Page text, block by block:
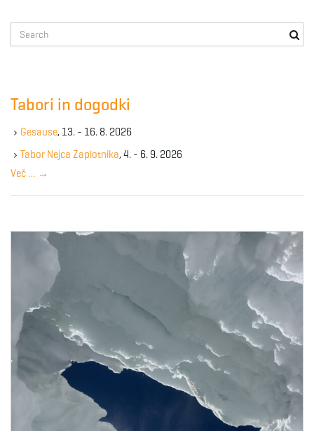
e
e
y
w
r
Tabori in dogodki
Gesause, 13. - 16. 8. 2026
Tabor Nejca Zaplotnika, 4. - 6. 9. 2026
Več … →